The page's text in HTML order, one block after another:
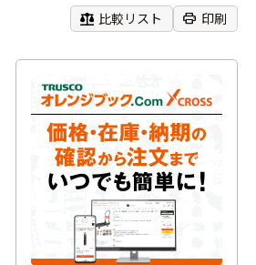
balance 比較リスト print 印刷